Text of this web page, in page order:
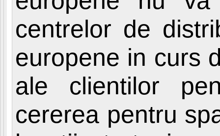
centrelor de
europene in curs
ale clientilor
cererea pentru